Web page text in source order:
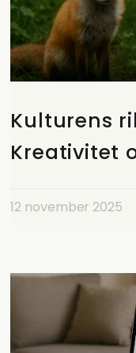
Kulturens
Kreativitet
12 november 2025